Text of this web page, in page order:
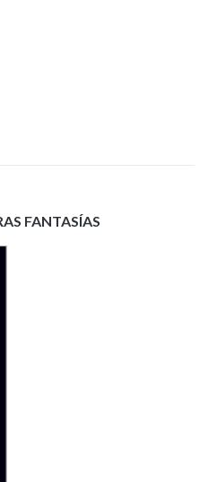
FANTASÍAS